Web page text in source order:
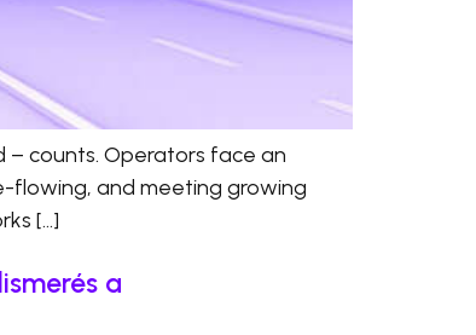
– counts. Operators face an
flowing, and meeting growing
[…]
a